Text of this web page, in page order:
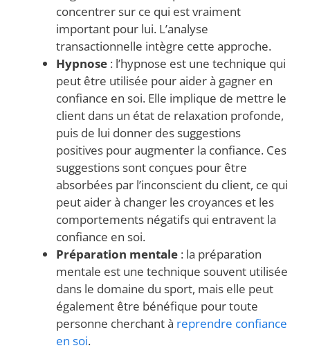
concentrer sur ce qui est vraiment
important pour lui. L’analyse
transactionnelle intègre cette approche.
Hypnose : l’hypnose est une technique qui
peut être utilisée pour aider à gagner en
confiance en soi. Elle implique de mettre le
client dans un état de relaxation profonde,
puis de lui donner des suggestions
positives pour augmenter la confiance. Ces
suggestions sont conçues pour être
absorbées par l’inconscient du client, ce qui
peut aider à changer les croyances et les
comportements négatifs qui entravent la
confiance en soi.
Préparation mentale : la préparation
mentale est une technique souvent utilisée
dans le domaine du sport, mais elle peut
également être bénéfique pour toute
personne cherchant à reprendre confiance
en soi.